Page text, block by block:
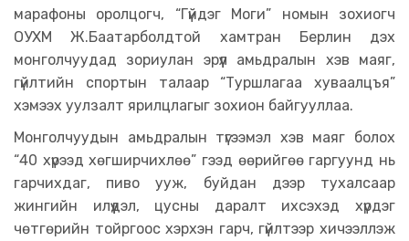
марафоны оролцогч, “Гүйдэг Моги” номын зохиогч
ОУХМ Ж.Баатарболдтой хамтран Берлин дэх
монголчуудад зориулан эрүүл амьдралын хэв маяг,
гүйлтийн спортын талаар “Туршлагаа хуваалцъя”
хэмээх уулзалт ярилцлагыг зохион байгууллаа.
Монголчуудын амьдралын түгээмэл хэв маяг болох
“40 хүрээд хөгширчихлөө” гээд өөрийгөө гаргуунд нь
гарчихдаг, пиво ууж, буйдан дээр тухалсаар
жингийн илүүдэл, цусны даралт ихсэхэд хүрдэг
чөтгөрийн тойргоос хэрхэн гарч, гүйлтээр хичээллэж